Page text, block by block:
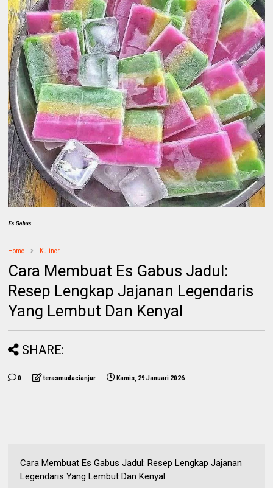
Es Gabus
Home Kuliner
Cara Membuat Es Gabus Jadul:
Resep Lengkap Jajanan Legendaris
Yang Lembut Dan Kenyal
SHARE:
0 terasmudacianjur Kamis, 29 Januari 2026
Cara Membuat Es Gabus Jadul: Resep Lengkap Jajanan
Legendaris Yang Lembut Dan Kenyal